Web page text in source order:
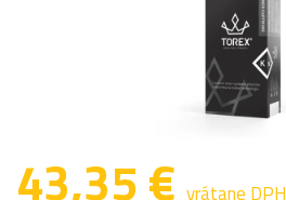
43,35 € vrátane DPH